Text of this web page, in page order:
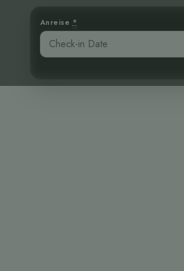
Anreise *